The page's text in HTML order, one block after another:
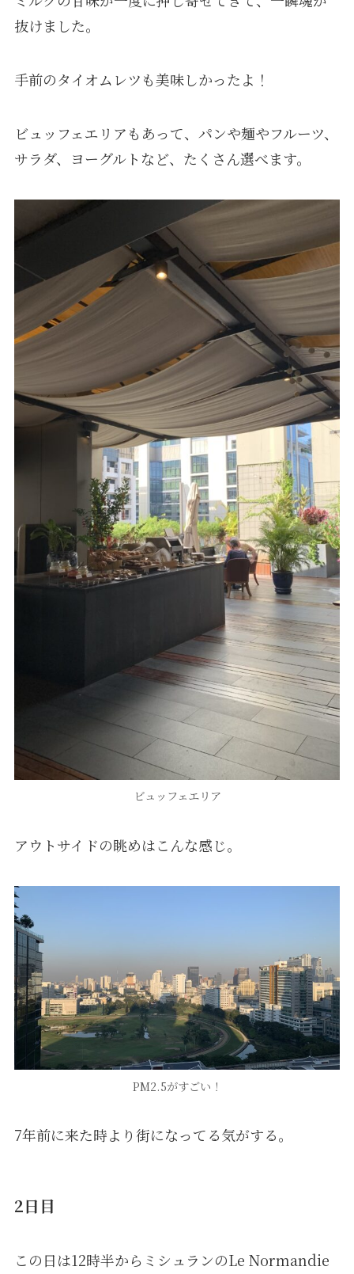
抜けました。
手前のタイオムレツも美味しかったよ！
ビュッフェエリアもあって、パンや麺やフルーツ、
サラダ、ヨーグルトなど、たくさん選べます。
ビュッフェエリア
アウトサイドの眺めはこんな感じ。
PM2.5がすごい！
7年前に来た時より街になってる気がする。
2日目
この日は12時半からミシュランのLe Normandie